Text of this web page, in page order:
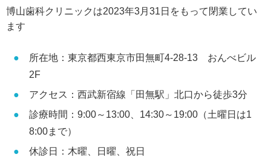
博山歯科クリニックは2023年3月31日をもって閉業してい
ます
所在地：東京都西東京市田無町4-28-13 おんべビル
2F
アクセス：西武新宿線「田無駅」北口から徒歩3分
診療時間：9:00～13:00、14:30～19:00（土曜日は1
8:00まで）
休診日：木曜、日曜、祝日